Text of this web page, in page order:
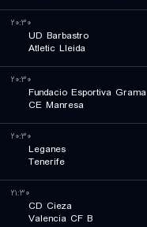
۲۰:۳۰
UD Barbastro
Atletic Lleida
۲۰:۳۰
Fundacio Esportiva Grama
CE Manresa
۲۰:۳۰
Leganes
Tenerife
۲۱:۳۰
CD Cieza
Valencia CF B